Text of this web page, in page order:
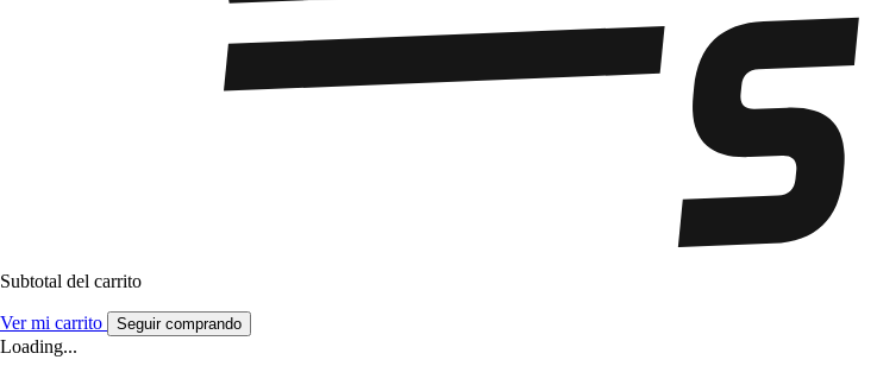
Subtotal del carrito
Ver mi carrito Seguir comprando
Loading...